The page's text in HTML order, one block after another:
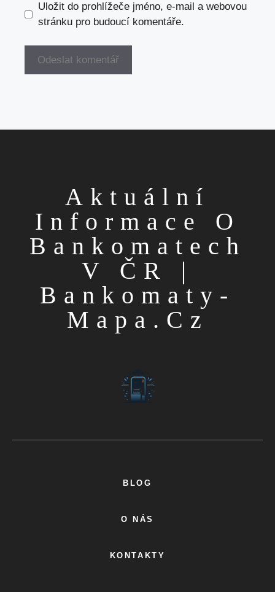
Uložit do prohlížeče jméno, e-mail a webovou
stránku pro budoucí komentáře.
Aktuální
Informace O
Bankomatech
V ČR |
Bankomaty-
Mapa.cz
BLOG
O NÁS
KONTAKTY